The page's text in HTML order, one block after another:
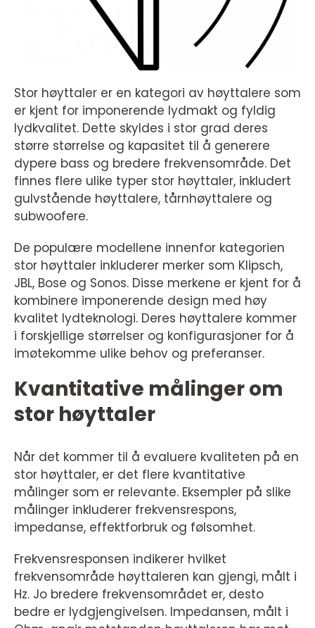
Stor høyttaler er en kategori av høyttalere som
er kjent for imponerende lydmakt og fyldig
lydkvalitet. Dette skyldes i stor grad deres
større størrelse og kapasitet til å generere
dypere bass og bredere frekvensområde. Det
finnes flere ulike typer stor høyttaler, inkludert
gulvstående høyttalere, tårnhøyttalere og
subwoofere.
De populære modellene innenfor kategorien
stor høyttaler inkluderer merker som Klipsch,
JBL, Bose og Sonos. Disse merkene er kjent for å
kombinere imponerende design med høy
kvalitet lydteknologi. Deres høyttalere kommer
i forskjellige størrelser og konfigurasjoner for å
imøtekomme ulike behov og preferanser.
Kvantitative målinger om
stor høyttaler
Når det kommer til å evaluere kvaliteten på en
stor høyttaler, er det flere kvantitative
målinger som er relevante. Eksempler på slike
målinger inkluderer frekvensrespons,
impedanse, effektforbruk og følsomhet.
Frekvensresponsen indikerer hvilket
frekvensområde høyttaleren kan gjengi, målt i
Hz. Jo bredere frekvensområdet er, desto
bedre er lydgjengivelsen. Impedansen, målt i